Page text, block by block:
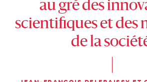
au gré des
scientifiques et des
de la